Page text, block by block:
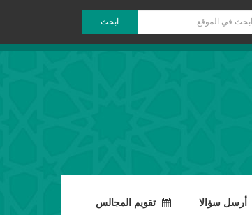
ابحث
أرسل سؤالا تقويم المجالس